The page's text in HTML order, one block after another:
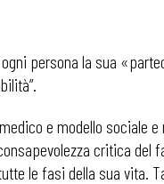
persona la sua
e modello sociale e
critica del
le fasi della sua vita.